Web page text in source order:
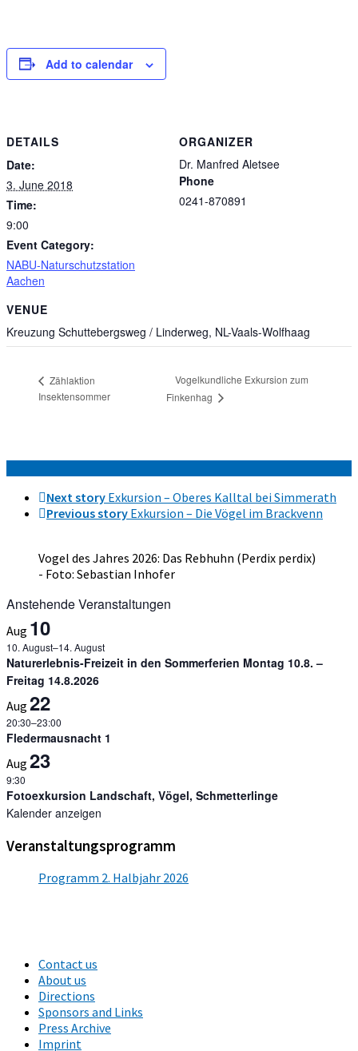
Add to calendar
DETAILS
Date:
3. June 2018
Time:
9:00
Event Category:
NABU-Naturschutzstation
Aachen
VENUE
Kreuzung Schuttebergsweg / Linderweg, NL-Vaals-Wolfhaag
ORGANIZER
Dr. Manfred Aletsee
Phone
0241-870891
Zählaktion
Insektensommer
Vogelkundliche Exkursion zum
Finkenhag
Next story Exkursion – Oberes Kalltal bei Simmerath
Previous story Exkursion – Die Vögel im Brackvenn
Vogel des Jahres 2026: Das Rebhuhn (Perdix perdix)
- Foto: Sebastian Inhofer
Anstehende Veranstaltungen
Aug 10
10. August–14. August
Naturerlebnis-Freizeit in den Sommerferien Montag 10.8. –
Freitag 14.8.2026
Aug 22
20:30–23:00
Fledermausnacht 1
Aug 23
9:30
Fotoexkursion Landschaft, Vögel, Schmetterlinge
Kalender anzeigen
Veranstaltungsprogramm
Programm 2. Halbjahr 2026
Contact us
About us
Directions
Sponsors and Links
Press Archive
Imprint